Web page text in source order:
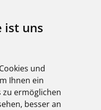
ist uns
und
Ihnen ein
zu ermöglichen
besser an
zeigen, wie
Energieeffizienz,
– für Wohn-
Messereport
| Download